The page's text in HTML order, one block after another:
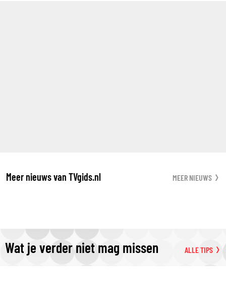
Meer nieuws van TVgids.nl MEER NIEUWS
Wat je verder niet mag missen ALLE TIPS